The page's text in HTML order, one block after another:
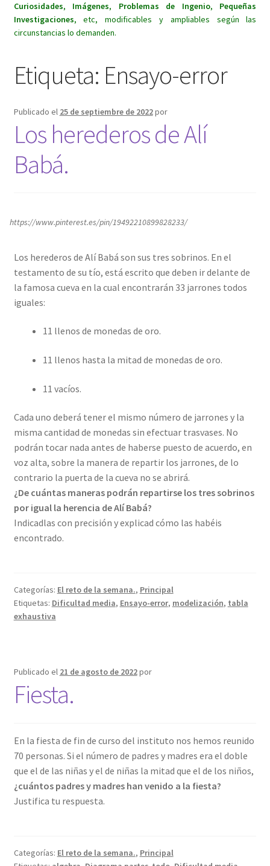
Curiosidades, Imágenes, Problemas de Ingenio, Pequeñas
Investigaciones, etc, modificables y ampliables según las
circunstancias lo demanden.
Etiqueta: Ensayo-error
Publicado el 25 de septiembre de 2022por
Los herederos de Alí
Babá.
https://www.pinterest.es/pin/19492210899828233/
Los herederos de Alí Babá son sus tres sobrinos. En el
testamento de su tío, está escrito que deben ir delante de
la famosa cueva en la cual encontrarán 33 jarrones todos
iguales:
11 llenos de monedas de oro.
11 llenos hasta la mitad de monedas de oro.
11 vacíos.
Cada uno deberá tener el mismo número de jarrones y la
misma cantidad de monedas sin efectuar trasvases. No
podrán tocar nada antes de haberse puesto de acuerdo, en
voz alta, sobre la manera de repartir los jarrones, de lo
contrario la puerta de la cueva no se abrirá.
¿De cuántas maneras podrán repartirse los tres sobrinos
por igual la herencia de Alí Babá?
Indicadlas con precisión y explicad cómo las habéis
encontrado.
Categorías: El reto de la semana., Principal
Etiquetas: Dificultad media, Ensayo-error, modelización, tabla
exhaustiva
Publicado el 21 de agosto de 2022por
Fiesta.
En la fiesta de fin de curso del instituto nos hemos reunido
70 personas. Si el número de padres y madres era el doble
que el de las niñas y el de niñas la mitad que el de los niños,
¿cuántos padres y madres han venido a la fiesta?
Justifica tu respuesta.
Categorías: El reto de la semana., Principal